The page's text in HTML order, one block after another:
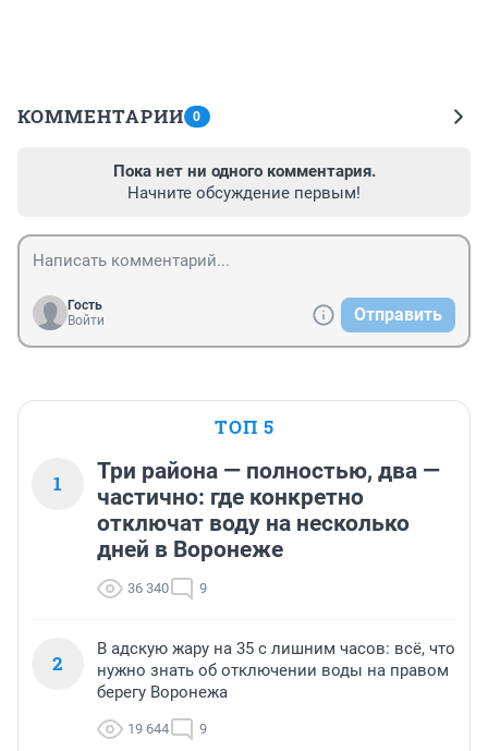
КОММЕНТАРИИ 0
Пока нет ни одного комментария.
Начните обсуждение первым!
Гость
Войти
Отправить
ТОП 5
1
Три района — полностью, два —
частично: где конкретно
отключат воду на несколько
дней в Воронеже
36 340 9
2
В адскую жару на 35 с лишним часов: всё, что
нужно знать об отключении воды на правом
берегу Воронежа
19 644 9